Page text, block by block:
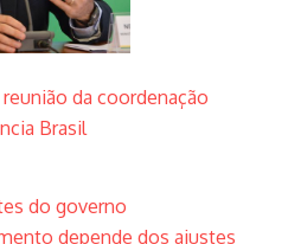
da coordenação
Brasil
do governo
depende dos ajustes